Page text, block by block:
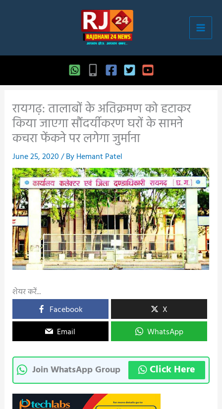
रायगढ़: तालाबों के अतिक्रमण को हटाकर
किया जाएगा सौंदर्यीकरण घरों के सामने
कचरा फेंकने पर लगेगा जुर्माना
June 25, 2020/ ByHemant Patel
शेयर करें...
Facebook
X
Email
WhatsApp
Join WhatsApp Group Click Here